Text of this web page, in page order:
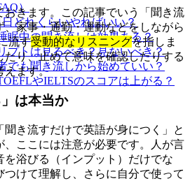
）
どれくらいやればいい？
眠中の聞き流しは効果ある？
プトは見るべき？見ないべき？
でも聞き流しから始めていい？
やIELTSのスコアは上がる？
おきます。この記事でいう「聞き流
、家事・通勤・運動などをしながら
流す受動的なリスニングを指しま
り、止めて意味を確認したりする
えます。
」は本当か
き流すだけで英語が身につく」と
、ここには注意が必要です。人が言
浴びる（インプット）だけでな
つけて理解し、さらに自分で使って